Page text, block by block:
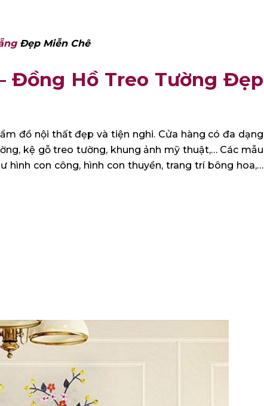
Đẹp Miễn Chê
Đồng Hồ Treo Tường Đẹp
đồ nội thất đẹp và tiện nghi. Cửa hàng có đa dạng
kệ gỗ treo tường, khung ảnh mỹ thuật,… Các mẫu
con công, hình con thuyền, trang trí bông hoa,…